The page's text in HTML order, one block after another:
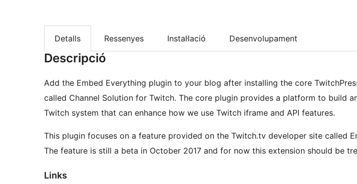
Detalls Ressenyes Instal·lació Desenvolupament
Descripció
Add the Embed Everything plugin to your blog after installing the core
called Channel Solution for Twitch. The core plugin provides a platform to build
Twitch system that can enhance how we use Twitch iframe and API features.
This plugin focuses on a feature provided on the Twitch.tv developer site called
The feature is still a beta in October 2017 and for now this extension should be
Links